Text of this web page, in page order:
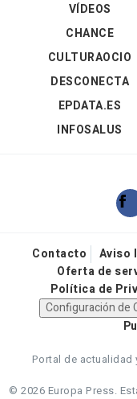
VÍDEOS
CHANCE
CULTURAOCIO
DESCONECTA
EPDATA.ES
INFOSALUS
Contacto Aviso
Oferta de
Política de
Configuración de
Portal de actualidad
© 2026 Europa Press.